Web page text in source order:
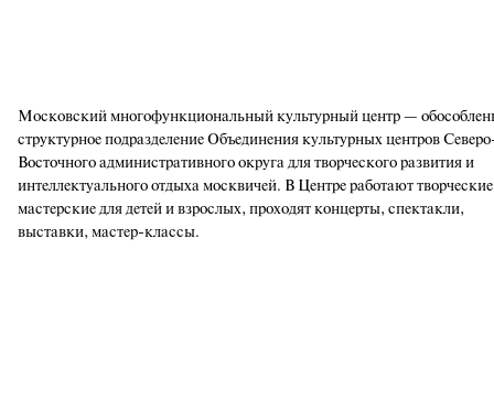
Московский многофункциональный культурный центр —
структурное подразделение Объединения культурных центров
Восточного административного округа для творческого развития и
интеллектуального отдыха москвичей. В Центре работают творческие
мастерские для детей и взрослых, проходят концерты, спектакли,
выставки, мастер-классы.